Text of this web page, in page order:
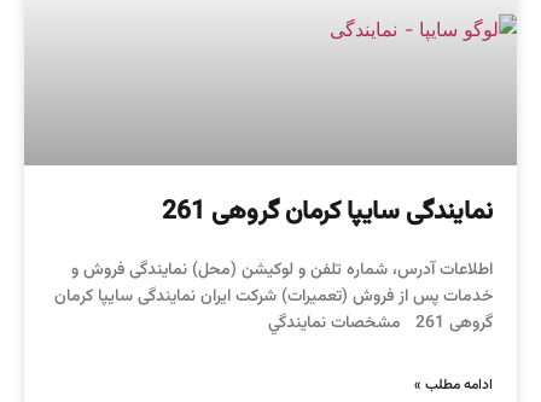
نمایندگی سایپا کرمان گروهی 261
اطلاعات آدرس، شماره تلفن و لوکیشن (محل) نمایندگی فروش و
خدمات پس از فروش (تعمیرات) شرکت ایران نمایندگی سایپا کرمان
گروهی 261 مشخصات نمايندگي
ادامه مطلب »